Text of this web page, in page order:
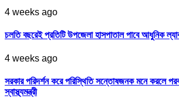
4 weeks ago
চলতি বছরেই প্রতিটি উপজেলা হাসপাতাল পাবে আধুনিক ল্যাব:
4 weeks ago
সরকার পরিদর্শন করে পরিস্থিতি সন্তোষজনক মনে করলে
স্বাস্থ্যমন্ত্রী